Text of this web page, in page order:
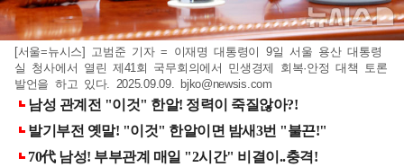
[서울=뉴시스] 고범준 기자 = 이재명 대통령이 9일 서울 용산 대통령
실 청사에서 열린 제41회 국무회의에서 민생경제 회복·안정 대책 토론
발언을 하고 있다. 2025.09.09. bjko@newsis.com